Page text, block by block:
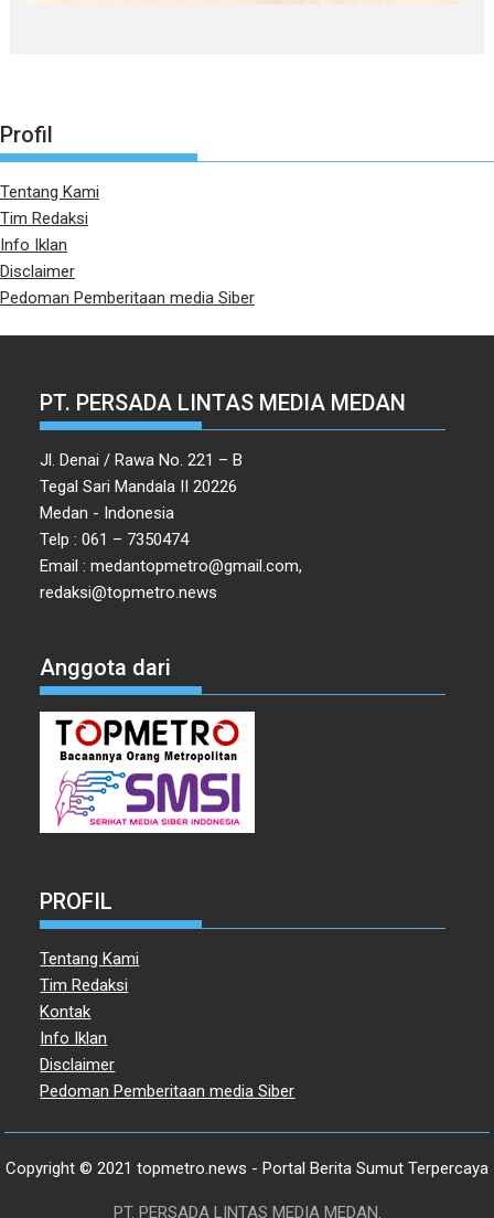
Profil
Tentang Kami
Tim Redaksi
Info Iklan
Disclaimer
Pedoman Pemberitaan media Siber
PT. PERSADA LINTAS MEDIA MEDAN
Jl. Denai / Rawa No. 221 – B
Tegal Sari Mandala II 20226
Medan - Indonesia
Telp : 061 – 7350474
Email : medantopmetro@gmail.com,
redaksi@topmetro.news
Anggota dari
PROFIL
Tentang Kami
Tim Redaksi
Kontak
Info Iklan
Disclaimer
Pedoman Pemberitaan media Siber
Copyright © 2021 topmetro.news - Portal Berita Sumut Terpercaya
PT. PERSADA LINTAS MEDIA MEDAN.